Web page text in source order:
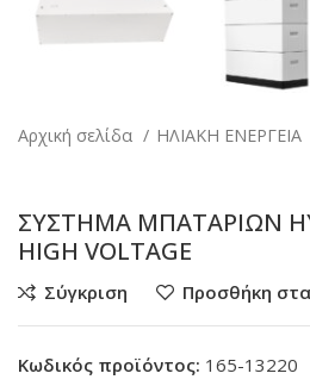
Αρχική σελίδα ΗΛΙΑΚΗ ΕΝΕΡΓΕΙΑ
ΣΥΣΤΗΜΑ ΜΠΑΤΑΡΙΩΝ
HIGH VOLTAGE
Σύγκριση Προσθήκη
Κωδικός προϊόντος: 165-13220